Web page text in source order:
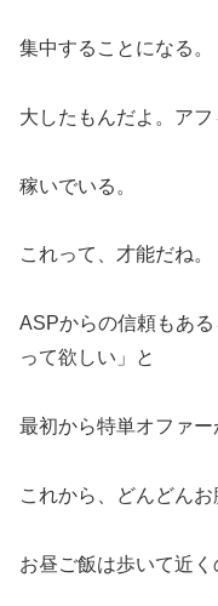
集中することになる。
大したもんだよ。ア
稼いでいる。
これって、才能だね。
ASPからの信頼もあ
って欲しい」と
最初から特単オファー
これから、どんどん
お昼ご飯は歩いて近く